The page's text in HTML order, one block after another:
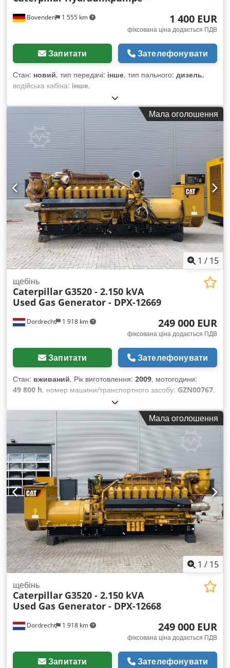
Bovenden 1 555 km 1 400 EUR
фіксована ціна додається ПДВ
Запитати Зателефонувати
Стан: новий, тип передачі: інше, тип пального: дизель,
водійська кабіна: інше,
Мала оголошення
1 / 15
Dordrecht 1 918 km
щебінь
Caterpillar G3520 - 2.150 kVA
Used Gas Generator - DPX-12669
249 000 EUR
фіксована ціна додається ПДВ
Запитати Зателефонувати
Стан: вживаний, Рік виготовлення: 2009, мотогодини:
49 800 h, номер машини/транспортного засобу: GZN00767,
, виробник двигунів:
Призначення: Будівництво Власна вага: 17 500 кг
Потужність генератора: 2150 кВА Розміри вантажного
відсіку: 7 x 2 x 27 см Зверніться до команди DPX для
отримання додаткової інформації. Dkjdpfxjzpdn Uj Ab Dor
= Додаткові опції та аксесуари = - Панель керування
Мала оголошення
1 / 15
Dordrecht 1 918 km
щебінь
Caterpillar G3520 - 2.150 kVA
Used Gas Generator - DPX-12668
249 000 EUR
фіксована ціна додається ПДВ
Запитати Зателефонувати